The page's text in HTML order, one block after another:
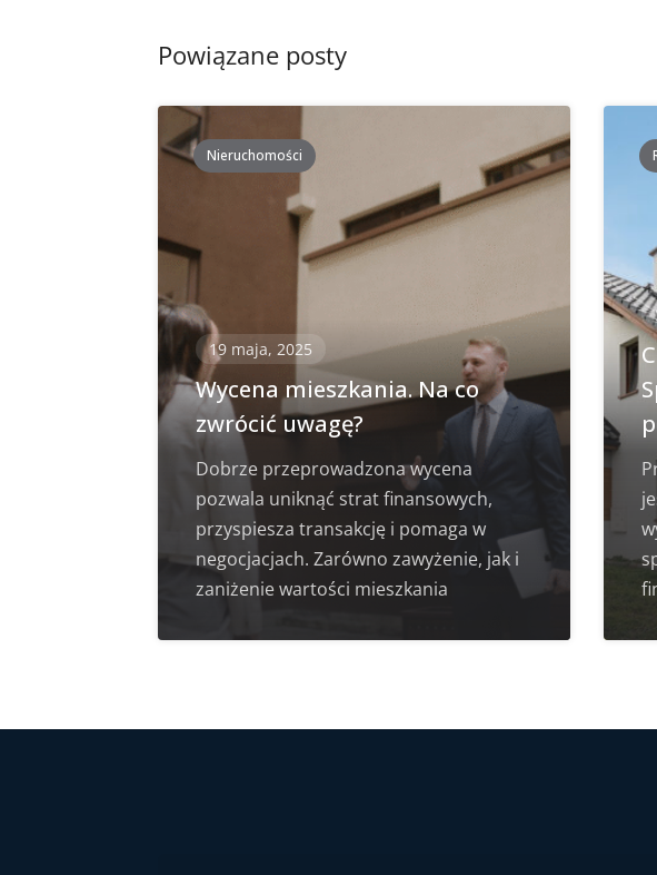
Powiązane posty
Nieruchomości
19 maja, 2025
Wycena mieszkania. Na co
zwrócić uwagę?
Dobrze przeprowadzona wycena
pozwala uniknąć strat finansowych,
przyspiesza transakcję i pomaga w
negocjacjach. Zarówno zawyżenie, jak i
zaniżenie wartości mieszkania